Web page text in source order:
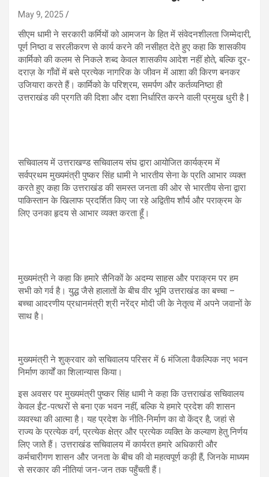
May 9, 2025
सीएम धामी ने सरकारी कर्मियों को आमजन के हित में संवेदनशीलता जिम्मेदारी,
पूर्ण निष्ठा व सरलीकरण से कार्य करने की नसीहत देते हुए कहा कि शासकीय
कार्मिको की कलम से निकले शब्द केवल शासकीय आदेश नहीं होते, बल्कि दूर-
दराज़ के गाँवों में बसे प्रत्येक नागरिक के जीवन में आशा की किरण बनकर
उजियारा करते हैं। कार्मिको के परिश्रम, समर्पण और कर्तव्यनिष्ठा ही
उत्तराखंड की प्रगति की दिशा और दशा निर्धारित करने वाली प्रमुख धुरी है |
सचिवालय में उत्तराखण्ड सचिवालय संघ द्वारा आयोजित कार्यक्रम में
सर्वप्रथम मुख्यमंत्री पुष्कर सिंह धामी ने भारतीय सेना के प्रति आभार व्यक्त
करते हुए कहा कि उत्तराखंड की समस्त जनता की ओर से भारतीय सेना द्वारा
पाकिस्तान के खिलाफ प्रदर्शित किए जा रहे अद्वितीय शौर्य और पराक्रम के
लिए उनका हृदय से आभार व्यक्त करता हूँ।
मुख्यमंत्री ने कहा कि हमारे सैनिकों के अदम्य साहस और पराक्रम पर हम
सभी को गर्व है। युद्ध जैसे हालातों के बीच वीर भूमि उत्तराखंड का बच्चा –
बच्चा आदरणीय प्रधानमंत्री श्री नरेंद्र मोदी जी के नेतृत्व में अपने जवानों के
साथ है।
मुख्यमंत्री ने शुक्रवार को सचिवालय परिसर में 6 मंजिला वैकल्पिक नए भवन
निर्माण कार्यों का शिलान्यास किया।
इस अवसर पर मुख्यमंत्री पुष्कर सिंह धामी ने कहा कि उत्तराखंड सचिवालय
केवल ईंट-पत्थरों से बना एक भवन नहीं, बल्कि ये हमारे प्रदेश की शासन
व्यवस्था की आत्मा है। यह प्रदेश के नीति-निर्माण का वो केंद्र है, जहां से
राज्य के प्रत्येक वर्ग, प्रत्येक क्षेत्र और प्रत्येक व्यक्ति के कल्याण हेतु निर्णय
लिए जाते हैं। उत्तराखंड सचिवालय में कार्यरत हमारे अधिकारी और
कर्मचारीगण शासन और जनता के बीच की वो महत्वपूर्ण कड़ी हैं, जिनके माध्यम
से सरकार की नीतियां जन-जन तक पहुँचती हैं।